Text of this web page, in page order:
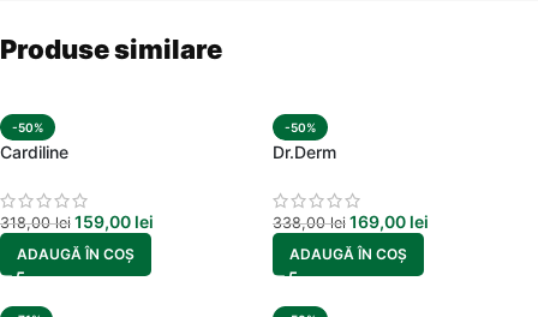
Produse similare
-50%
Cardiline
318,00lei 159,00 lei
ADAUGĂ ÎN COȘ
-50%
Dr.Derm
338,00lei 169,00 lei
ADAUGĂ ÎN COȘ